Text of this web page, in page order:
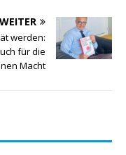
WEITER
werden:
für die
Macht